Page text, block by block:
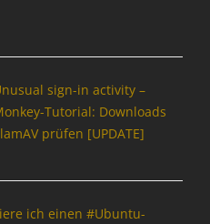
sign-in activity –
Tutorial: Downloads
prüfen [UPDATE]
ich einen #Ubuntu-